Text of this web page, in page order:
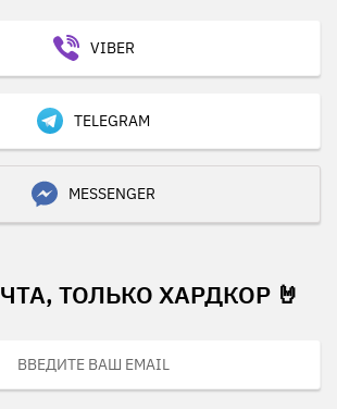
VIBER
TELEGRAM
MESSENGER
ТОЛЬКО ХАРДКОР 🤘